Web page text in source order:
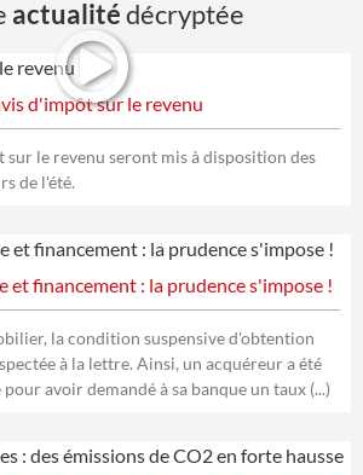
actualitédécryptée
d'impôt sur le revenu
sur le revenu seront mis à disposition des
de l'été.
et financement : la prudence s'impose !
la condition suspensive d'obtention
à la lettre. Ainsi, un acquéreur a été
avoir demandé à sa banque un taux (...)